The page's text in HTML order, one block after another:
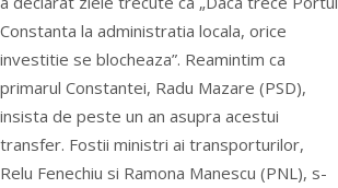
Constanta la administratia locala, orice
investitie se blocheaza”. Reamintim ca
primarul Constantei, Radu Mazare (PSD),
insista de peste un an asupra acestui
transfer. Fostii ministri ai transporturilor,
Relu Fenechiu si Ramona Manescu (PNL), s-